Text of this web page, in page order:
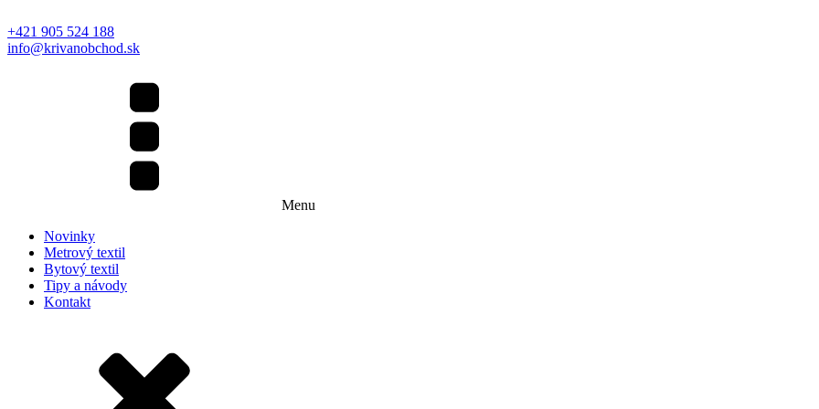
+421 905 524 188
info@krivanobchod.sk
Menu
Novinky
Metrový textil
Bytový textil
Tipy a návody
Kontakt